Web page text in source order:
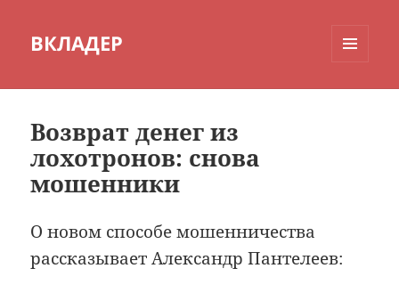
ВКЛАДЕР
Возврат денег из
лохотронов: снова
мошенники
О новом способе мошенничества
рассказывает Александр Пантелеев: